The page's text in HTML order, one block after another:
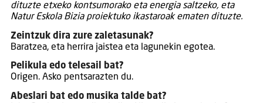
dituzte etxeko kontsumorako eta energia saltzeko, eta
Natur Eskola Bizia proiektuko ikastaroak ematen dituzte.
Zeintzuk dira zure zaletasunak?
Baratzea, eta herrira jaistea eta lagunekin egotea.
Pelikula edo telesail bat?
Origen. Asko pentsarazten du.
Abeslari bat edo musika talde bat?